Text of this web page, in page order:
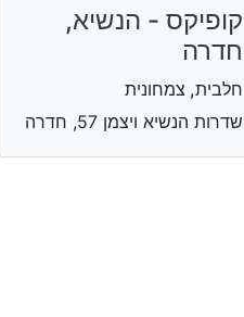
קופיקס - הנשיא,
חדרה
חלבית, צמחונית
שדרות הנשיא ויצמן 57, חדרה